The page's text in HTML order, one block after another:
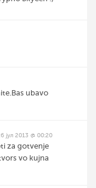
ubavo
јул 2013 @ 00:20
za gotvenje
vo kujna